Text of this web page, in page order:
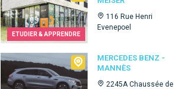
ETUDIER & APPRENDRE
116 Rue Henri
Evenepoel
MERCEDES BENZ -
MANNÈS
2245A Chaussée de
Mercedes Benz - Mannès